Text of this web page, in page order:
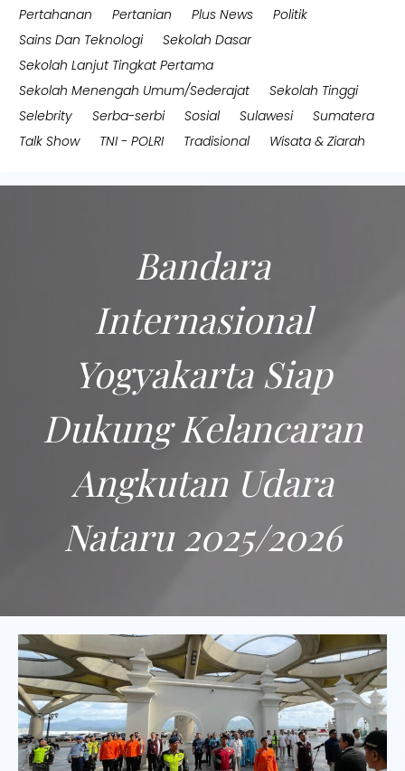
Pertahanan
Pertanian Plus News
Politik
Sains Dan Teknologi
Sekolah Dasar
Sekolah Lanjut Tingkat Pertama
Sekolah Menengah Umum/Sederajat
Sekolah Tinggi
Selebrity
Serba-serbi Sosial Sulawesi
Sumatera
Talk Show
TNI - POLRI Tradisional Wisata & Ziarah
Bandara
Internasional
Yogyakarta Siap
Dukung Kelancaran
Angkutan Udara
Nataru 2025/2026